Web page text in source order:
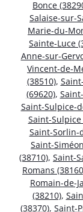
Bonce
Salaise-sur-
Marie-du-
Sainte-Luce
Anne-sur-
Vincent-de-
(38510),
(69620),
Saint-Sulpice-
Saint-Sulpice
Saint-Sorlin-
Saint-
(38710), Saint-
Romans
Romain-de-
(38210),
(38370), Saint-